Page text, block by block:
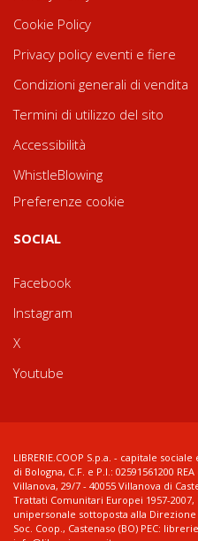
Cookie Policy
Privacy policy eventi e fiere
Condizioni generali di vendita
Termini di utilizzo del sito
Accessibilità
WhistleBlowing
Preferenze cookie
SOCIAL
Facebook
Instagram
X
Youtube
LIBRERIE.COOP S.p.a. - capitale
di Bologna, C.F. e P.I.: 02591561200
Villanova, 29/7 - 40055 Villanova di
Trattati Comunitari Europei 1957-2007,
unipersonale sottoposta alla
Soc. Coop., Castenaso (BO) PEC: